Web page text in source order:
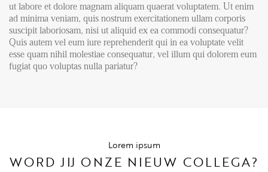
ut labore et dolore magnam aliquam quaerat voluptatem. Ut enim
ad minima veniam, quis nostrum exercitationem ullam corporis
suscipit laboriosam, nisi ut aliquid ex ea commodi consequatur?
Quis autem vel eum iure reprehenderit qui in ea voluptate velit
esse quam nihil molestiae consequatur, vel illum qui dolorem eum
fugiat quo voluptas nulla pariatur?
Lorem ipsum
WORD JIJ ONZE NIEUW COLLEGA?